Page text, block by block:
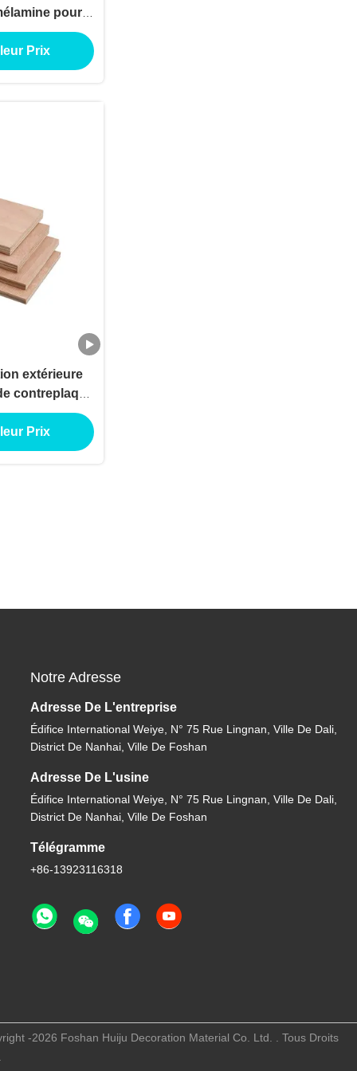
pour
extérieure
Prix
extérieure
contreplaqué
pour
de
Prix
Notre Adresse
Adresse De L'entreprise
Édifice International Weiye, N° 75 Rue Lingnan, Ville De Dali,
District De Nanhai, Ville De Foshan
Adresse De L'usine
Édifice International Weiye, N° 75 Rue Lingnan, Ville De Dali,
District De Nanhai, Ville De Foshan
Télégramme
+86-13923116318
-2026 Foshan Huiju Decoration Material Co. Ltd. . Tous Droits